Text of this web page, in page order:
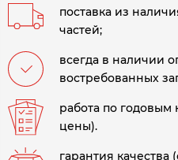
поставка из
частей;
всегда в наличии
востребованных
работа по годовым
цены).
гарантия качества